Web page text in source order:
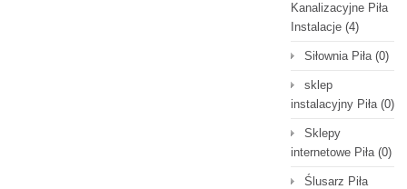
Kanalizacyjne Piła
Instalacje (4)
Siłownia Piła(0)
sklep
instalacyjny Piła(0)
Sklepy
internetowe Piła(0)
Ślusarz Piła